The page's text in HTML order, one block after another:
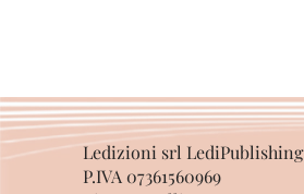
Ledizioni srl LediPublishing
P.IVA 07361560969